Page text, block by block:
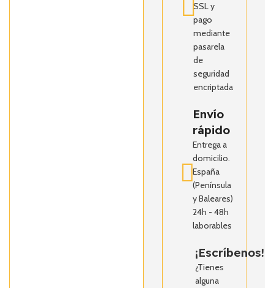
SSL y
pago
mediante
pasarela
de
seguridad
encriptada
Envío
rápido
Entrega a
domicilio.
España
(Península
y Baleares)
24h - 48h
laborables
¡Escríbenos!
¿Tienes
alguna